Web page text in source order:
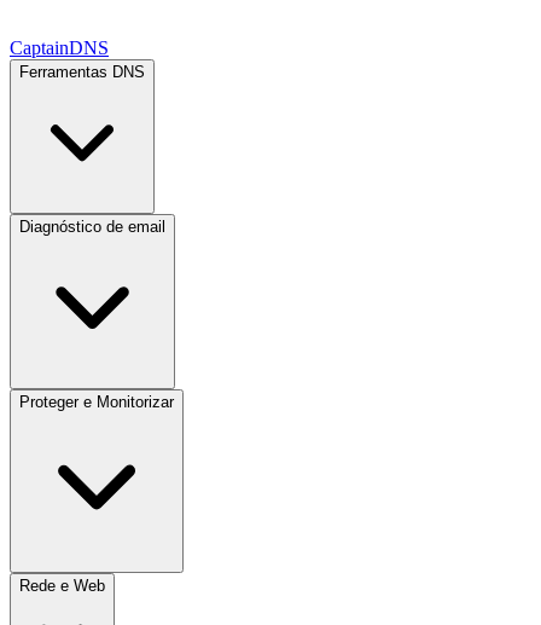
CaptainDNS
Ferramentas DNS
Diagnóstico de email
Proteger e Monitorizar
Rede e Web